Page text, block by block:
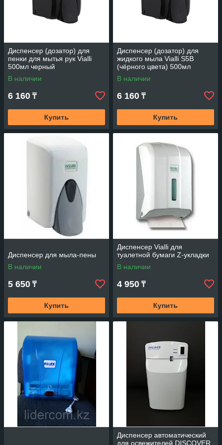
Диспенсер (дозатор) для
пенки для мытья рук Vialli
500мл черный
В наличии
6 160 ₸
Купить
Диспенсер (дозатор) для
жидкого мыла Vialli S5В
(чёрного цвета) 500мл
В наличии
6 160 ₸
Купить
Диспенсер для мыла-пены
В наличии
5 650 ₸
Купить
Диспенсер Vialli для
туалетной бумаги Z-укладки
В наличии
4 950 ₸
Купить
Диспенсер автоматический
для освежителей DISCOVER